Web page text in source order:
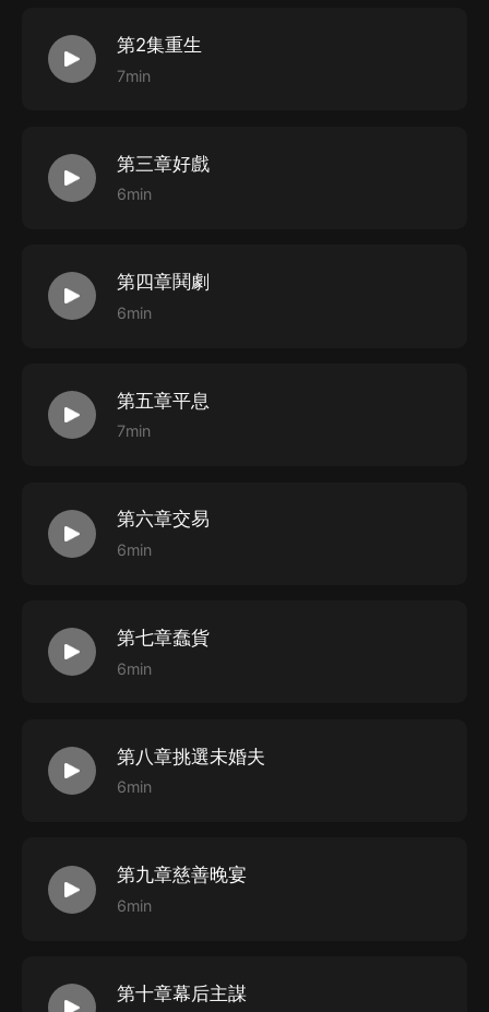
第2集重生
7min
第三章好戲
6min
第四章鬨劇
6min
第五章平息
7min
第六章交易
6min
第七章蠢貨
6min
第八章挑選未婚夫
6min
第九章慈善晚宴
6min
第十章幕后主謀